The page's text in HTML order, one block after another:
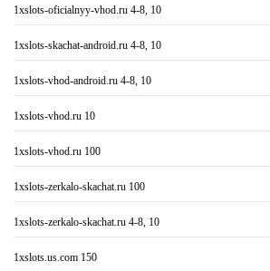
1xslots-oficialnyy-vhod.ru 4-8, 10
1xslots-skachat-android.ru 4-8, 10
1xslots-vhod-android.ru 4-8, 10
1xslots-vhod.ru 10
1xslots-vhod.ru 100
1xslots-zerkalo-skachat.ru 100
1xslots-zerkalo-skachat.ru 4-8, 10
1xslots.us.com 150